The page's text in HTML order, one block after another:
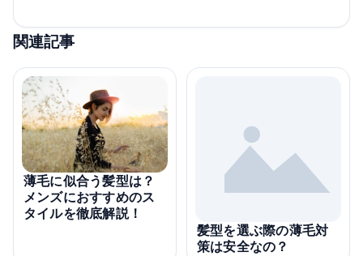
関連記事
薄毛に似合う髪型は？
メンズにおすすめのス
タイルを徹底解説！
髪型を選ぶ際の薄毛対
策は安全なの？